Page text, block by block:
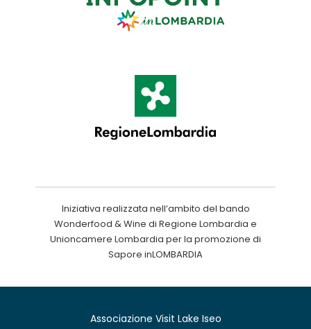
Iniziativa realizzata nell’ambito del bando
Wonderfood & Wine di Regione Lombardia e
Unioncamere Lombardia per la promozione di
Sapore inLOMBARDIA
Associazione Visit Lake Iseo